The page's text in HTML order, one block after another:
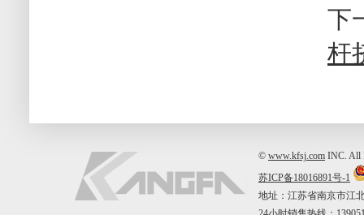
下
杆
© www.kfsj.com INC. All
苏ICP备18016891号-1
地址：江苏省南京市江